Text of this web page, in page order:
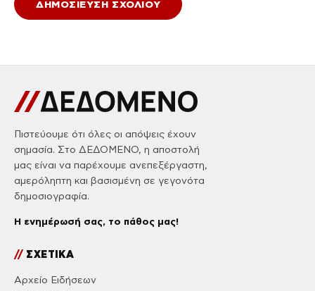
Πιστεύουμε ότι όλες οι απόψεις έχουν
σημασία. Στο ΔΕΔΟΜΕΝΟ, η αποστολή
μας είναι να παρέχουμε ανεπεξέργαστη,
αμερόληπτη και βασισμένη σε γεγονότα
δημοσιογραφία.
Η ενημέρωσή σας, το πάθος μας!
//ΣΧΕΤΙΚΑ
Αρχείο Ειδήσεων